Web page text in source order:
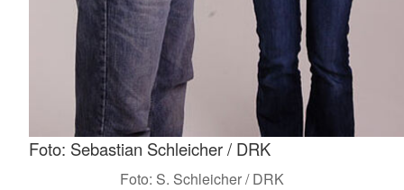
Foto: Sebastian Schleicher / DRK
Foto: S. Schleicher / DRK